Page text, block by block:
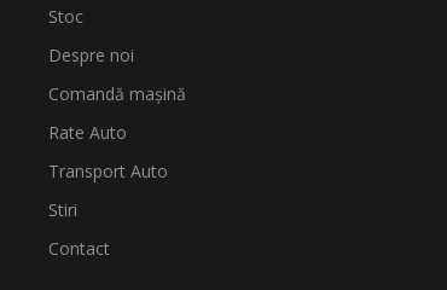
Stoc
Despre noi
Comandă mașină
Rate Auto
Transport Auto
Stiri
Contact